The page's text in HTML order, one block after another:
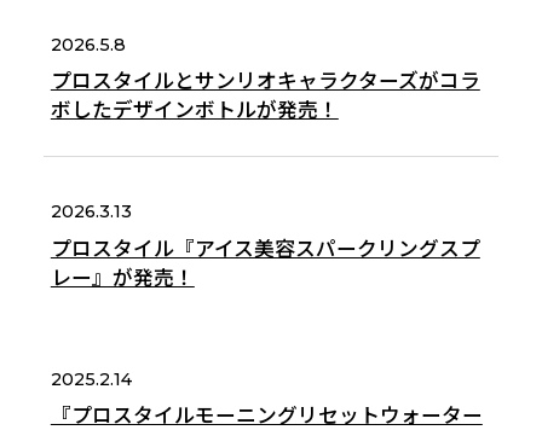
2026.5.8
プロスタイルとサンリオキャラクターズがコラ
ボしたデザインボトルが発売！
2026.3.13
プロスタイル『アイス美容スパークリングスプ
レー』が発売！
2025.2.14
『プロスタイルモーニングリセットウォーター